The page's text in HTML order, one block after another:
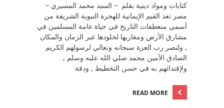
كتابات ومواد دينية بقلم – السيد محمد المسيري –
مصر تعد القيم الإيمانية للهجرة النبوية الشريفة من
أسمي منعطفات التاريخ في حياة عامة المسلمين في
مشارق الأرض ومغاربها لخلودها عبر الزمان والمكان
, ولنصر رب العزة سبحانه وتعالي لرسولهم الكريم
الصادق الأمين محمد صلي الله عليه وسلم ,
ولإقتدائهم به في حسن التخطيط , ودقة
READ MORE